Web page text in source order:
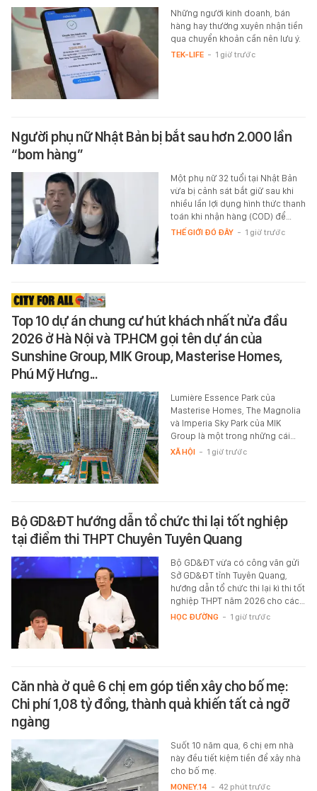
Những người kinh doanh, bán
hàng hay thường xuyên nhận tiền
qua chuyển khoản cần nên lưu ý.
TEK-LIFE - 1 giờ trước
Người phụ nữ Nhật Bản bị bắt sau hơn 2.000 lần
“bom hàng”
Một phụ nữ 32 tuổi tại Nhật Bản
vừa bị cảnh sát bắt giữ sau khi
nhiều lần lợi dụng hình thức thanh
toán khi nhận hàng (COD) để…
THẾ GIỚI ĐÓ ĐÂY - 1 giờ trước
Top 10 dự án chung cư hút khách nhất nửa đầu
2026 ở Hà Nội và TP.HCM gọi tên dự án của
Sunshine Group, MIK Group, Masterise Homes,
Phú Mỹ Hưng...
Lumière Essence Park của
Masterise Homes, The Magnolia
và Imperia Sky Park của MIK
Group là một trong những cái…
XÃ HỘI - 1 giờ trước
Bộ GD&ĐT hướng dẫn tổ chức thi lại tốt nghiệp
tại điểm thi THPT Chuyên Tuyên Quang
Bộ GD&ĐT vừa có công văn gửi
Sở GD&ĐT tỉnh Tuyên Quang,
hướng dẫn tổ chức thi lại kì thi tốt
nghiệp THPT năm 2026 cho các…
HỌC ĐƯỜNG - 1 giờ trước
Căn nhà ở quê 6 chị em góp tiền xây cho bố mẹ:
Chi phí 1,08 tỷ đồng, thành quả khiến tất cả ngỡ
ngàng
Suốt 10 năm qua, 6 chị em nhà
này đều tiết kiệm tiền để xây nhà
cho bố mẹ.
MONEY.14 - 42 phút trước